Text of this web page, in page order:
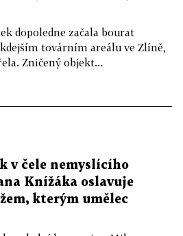
dopoledne začala bourat
továrním areálu ve Zlíně,
Zničený objekt...
v čele nemyslícího
Knížáka oslavuje
kterým umělec